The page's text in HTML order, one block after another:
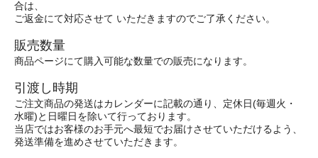
合は、
ご返金にて対応させて いただきますのでご了承ください。
販売数量
商品ページにて購入可能な数量での販売になります。
引渡し時期
ご注文商品の発送はカレンダーに記載の通り、定休日(毎週火・
水曜)と日曜日を除いて行っております。
当店ではお客様のお手元へ最短でお届けさせていただけるよう、
発送準備を進めさせていただきます。